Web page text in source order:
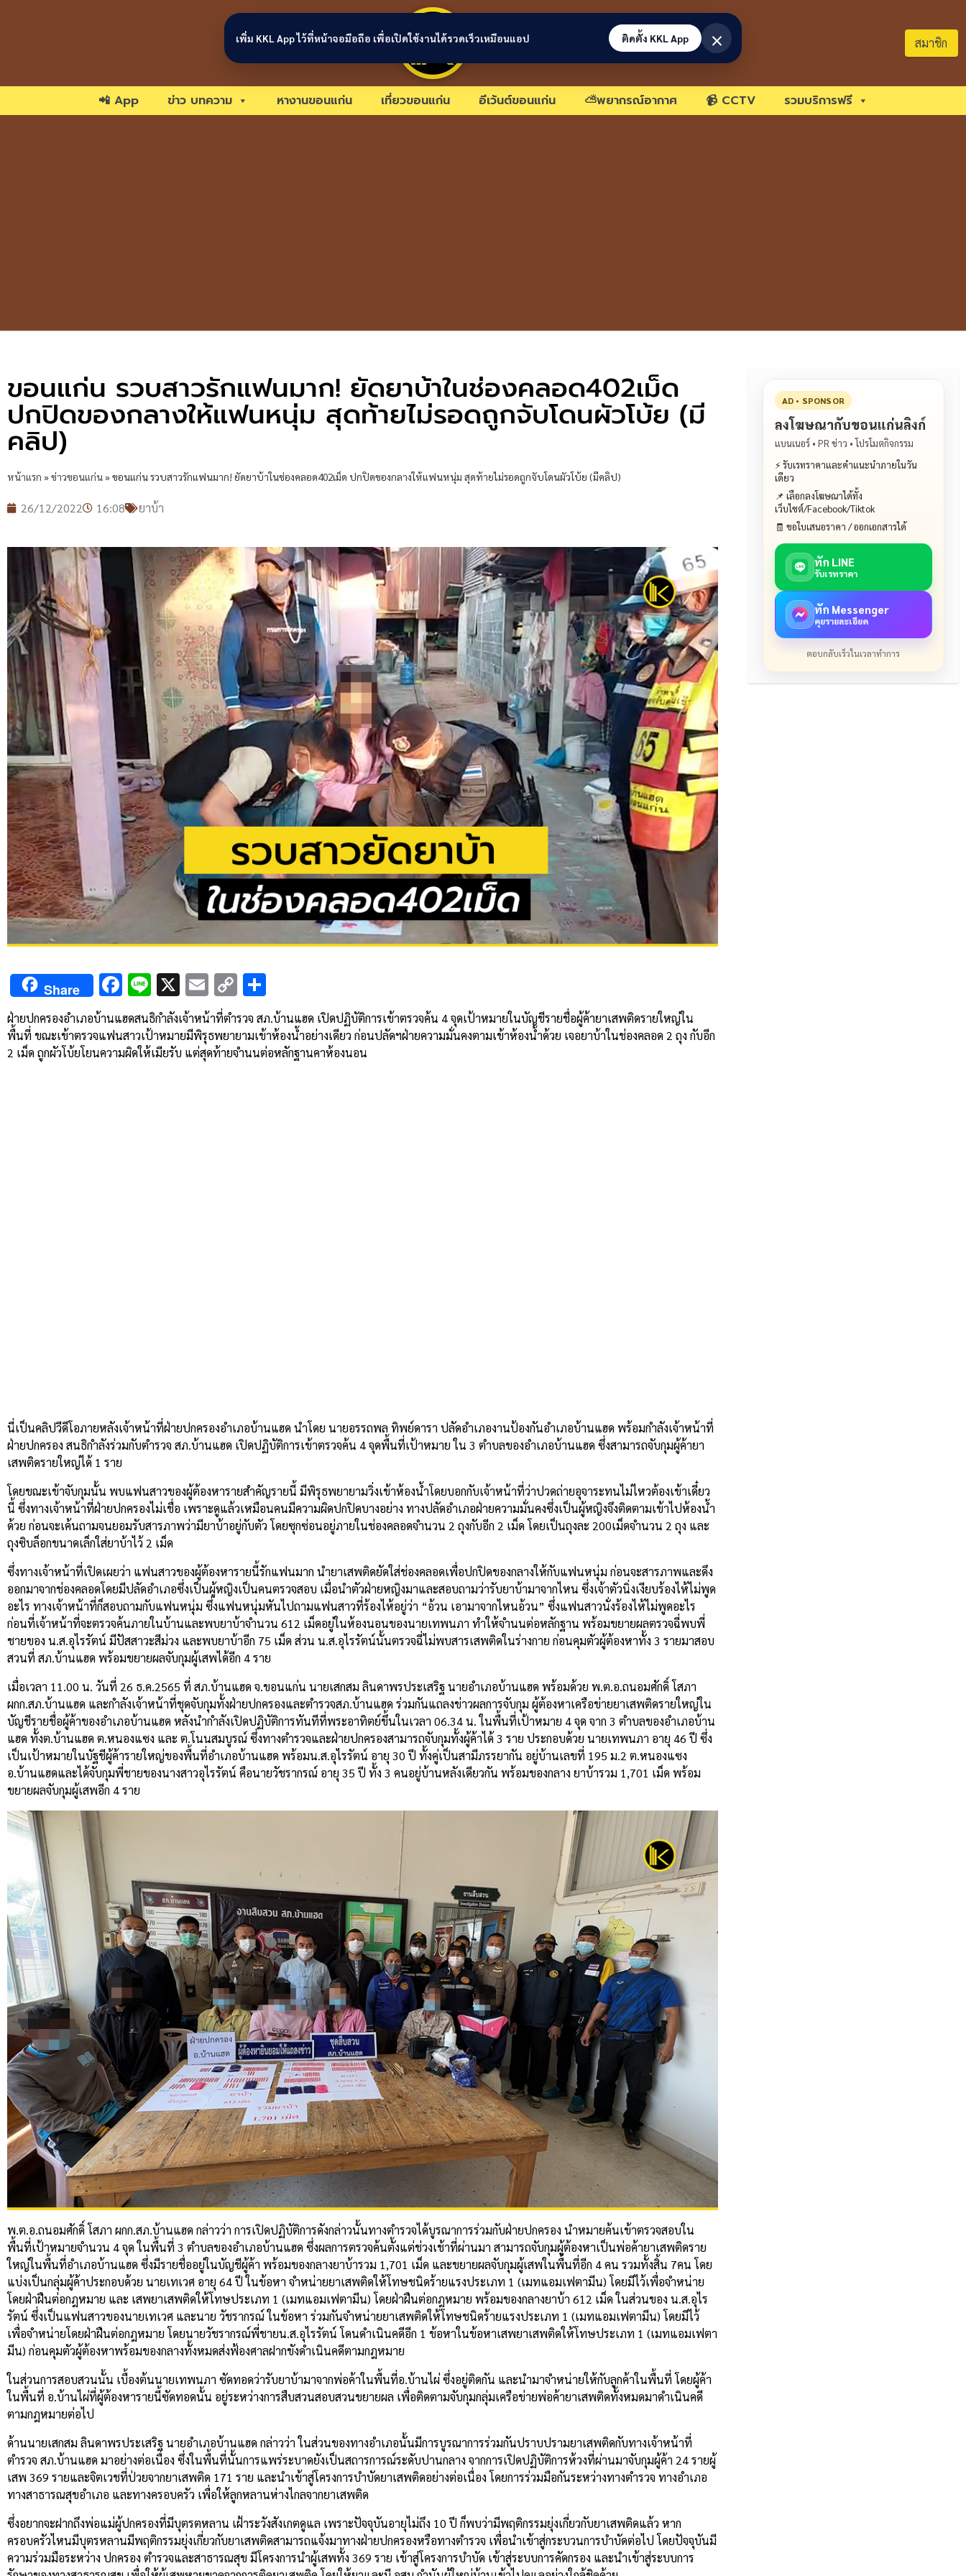
ขอนแก่นลิงก์ สมาชิก
📲 App ข่าว บทความ หางานขอนแก่น เที่ยวขอนแก่น อีเว้นต์ขอนแก่น ⛅พยากรณ์อากาศ 📹 CCTV รวมบริการฟรี
ขอนแก่น รวบสาวรักแฟนมาก! ยัดยาบ้าในช่องคลอด402เม็ด
ปกปิดของกลางให้แฟนหนุ่ม สุดท้ายไม่รอดถูกจับโดนผัวโบ้ย (มี
คลิป)
หน้าแรก »ข่าวขอนแก่น»ขอนแก่น รวบสาวรักแฟนมาก! ยัดยาบ้าในช่องคลอด402เม็ด ปกปิดของกลางให้แฟนหนุ่ม สุดท้ายไม่รอดถูกจับโดนผัวโบ้ย (มีคลิป)
26/12/2022 16:08 ยาบ้า
Share Facebook
Line
X Email
Copy
Link
ฝ่ายปกครองอำเภอบ้านแฮดสนธิกำลังเจ้าหน้าที่ตำรวจ สภ.บ้านแฮด เปิดปฏิบัติการเข้าตรวจค้น 4 จุดเป้าหมายในบัญชีรายชื่อผู้ค้ายาเสพติดรายใหญ่ใน
พื้นที่ ขณะเข้าตรวจแฟนสาวเป้าหมายมีพิรุธพยายามเข้าห้องน้ำอย่างเดียว ก่อนปลัดฯฝ่ายความมั่นคงตามเข้าห้องน้ำด้วย เจอยาบ้าในช่องคลอด 2 ถุง กับอีก
2 เม็ด ถูกผัวโบ้ยโยนความผิดให้เมียรับ แต่สุดท้ายจำนนต่อหลักฐานคาห้องนอน
นี่เป็นคลิปวีดีโอภายหลังเจ้าหน้าที่ฝ่ายปกครองอำเภอบ้านแฮด นำโดย นายอรรถพล ทิพย์ดารา ปลัดอำเภองานป้องกันอำเภอบ้านแฮด พร้อมกำลังเจ้าหน้าที่
ฝ่ายปกครอง สนธิกำลังร่วมกับตำรวจ สภ.บ้านแฮด เปิดปฏิบัติการเข้าตรวจค้น 4 จุดพื้นที่เป้าหมาย ใน 3 ตำบลของอำเภอบ้านแฮด ซึ่งสามารถจับกุมผู้ค้ายา
เสพติดรายใหญ่ได้ 1 ราย
โดยขณะเข้าจับกุมนั้น พบแฟนสาวของผู้ต้องหารายสำคัญรายนี้ มีพิรุธพยายามวิ่งเข้าห้องน้ำโดยบอกกับเจ้าหน้าที่ว่าปวดถ่ายอุจาระทนไม่ไหวต้องเข้าเดี๋ยว
นี้ ซึ่งทางเจ้าหน้าที่ฝ่ายปกครองไม่เชื่อ เพราะดูแล้วเหมือนคนมีความผิดปกปิดบางอย่าง ทางปลัดอำเภอฝ่ายความมั่นคงซึ่งเป็นผู้หญิงจึงติดตามเข้าไปห้องน้ำ
ด้วย ก่อนจะเค้นถามจนยอมรับสารภาพว่ามียาบ้าอยู่กับตัว โดยซุกซ่อนอยู่ภายในช่องคลอดจำนวน 2 ถุงกับอีก 2 เม็ด โดยเป็นถุงละ 200เม็ดจำนวน 2 ถุง และ
ถุงซิบล็อกขนาดเล็กใส่ยาบ้าไว้ 2 เม็ด
ซึ่งทางเจ้าหน้าที่เปิดเผยว่า แฟนสาวของผู้ต้องหารายนี้รักแฟนมาก นำยาเสพติดยัดใส่ช่องคลอดเพื่อปกปิดของกลางให้กับแฟนหนุ่ม ก่อนจะสารภาพและดึง
ออกมาจากช่องคลอดโดยมีปลัดอำเภอซึ่งเป็นผู้หญิงเป็นคนตรวจสอบ เมื่อนำตัวฝ่ายหญิงมาและสอบถามว่ารับยาบ้ามาจากไหน ซึ่งเจ้าตัวนิ่งเงียบร้องไห้ไม่พูด
อะไร ทางเจ้าหน้าที่ก็สอบถามกับแฟนหนุ่ม ซึ่งแฟนหนุ่มหันไปถามแฟนสาวที่ร้องไห้อยู่ว่า “อ้วน เอามาจากไหนอ้วน” ซึ่งแฟนสาวนั่งร้องไห้ไม่พูดอะไร
ก่อนที่เจ้าหน้าที่จะตรวจค้นภายในบ้านและพบยาบ้าจำนวน 612 เม็ดอยู่ในห้องนอนของนายเทพนภา ทำให้จำนนต่อหลักฐาน พร้อมขยายผลตรวจฉี่พบพี่
ชายของ น.ส.อุไรรัตน์ มีปัสสาวะสีม่วง และพบยาบ้าอีก 75 เม็ด ส่วน น.ส.อุไรรัตน์นั้นตรวจฉี่ไม่พบสารเสพติดในร่างกาย ก่อนคุมตัวผู้ต้องหาทั้ง 3 รายมาสอบ
สวนที่ สภ.บ้านแฮด พร้อมขยายผลจับกุมผู้เสพได้อีก 4 ราย
เมื่อเวลา 11.00 น. วันที่ 26 ธ.ค.2565 ที่ สภ.บ้านแฮด จ.ขอนแก่น นายเสกสม ลินดาพรประเสริฐ นายอำเภอบ้านแฮด พร้อมด้วย พ.ต.อ.ถนอมศักดิ์ โสภา
ผกก.สภ.บ้านแฮด และกำลังเจ้าหน้าที่ชุดจับกุมทั้งฝ่ายปกครองและตำรวจสภ.บ้านแฮด ร่วมกันแถลงข่าวผลการจับกุม ผู้ต้องหาเครือข่ายยาเสพติดรายใหญ่ใน
บัญชีรายชื่อผู้ค้าของอำเภอบ้านแฮด หลังนำกำลังเปิดปฏิบัติการทันทีที่พระอาทิตย์ขึ้นในเวลา 06.34 น. ในพื้นที่เป้าหมาย 4 จุด จาก 3 ตำบลของอำเภอบ้าน
แฮด ทั้งต.บ้านแฮด ต.หนองแซง และ ต.โนนสมบูรณ์ ซึ่งทางตำรวจและฝ่ายปกครองสามารถจับกุมทั้งผู้ค้าได้ 3 ราย ประกอบด้วย นายเทพนภา อายุ 46 ปี ซึ่ง
เป็นเป้าหมายในบัฐชีผู้ค้ารายใหญ่ของพื้นที่อำเภอบ้านแฮด พร้อมน.ส.อุไรรัตน์ อายุ 30 ปี ทั้งคู่เป็นสามีภรรยากัน อยู่บ้านเลขที่ 195 ม.2 ต.หนองแซง
อ.บ้านแฮดและได้จับกุมพี่ชายของนางสาวอุไรรัตน์ คือนายวัชรากรณ์ อายุ 35 ปี ทั้ง 3 คนอยู่บ้านหลังเดียวกัน พร้อมของกลาง ยาบ้ารวม 1,701 เม็ด พร้อม
ขยายผลจับกุมผู้เสพอีก 4 ราย
พ.ต.อ.ถนอมศักดิ์ โสภา ผกก.สภ.บ้านแฮด กล่าวว่า การเปิดปฏิบัติการดังกล่าวนั้นทางตำรวจได้บูรณาการร่วมกับฝ่ายปกครอง นำหมายค้นเข้าตรวจสอบใน
พื้นที่เป้าหมายจำนวน 4 จุด ในพื้นที่ 3 ตำบลของอำเภอบ้านแฮด ซึ่งผลการตรวจค้นตั้งแต่ช่วงเช้าที่ผ่านมา สามารถจับกุมผู้ต้องหาเป็นพ่อค้ายาเสพติดราย
ใหญ่ในพื้นที่อำเภอบ้านแฮด ซึ่งมีรายชื่ออยู่ในบัญชีผู้ค้า พร้อมของกลางยาบ้ารวม 1,701 เม็ด และขยายผลจับกุมผู้เสพในพื้นที่อีก 4 คน รวมทั้งสิ้น 7คน โดย
แบ่งเป็นกลุ่มผู้ค้าประกอบด้วย นายเทเวศ อายุ 64 ปี ในข้อหา จำหน่ายยาเสพติดให้โทษชนิดร้ายแรงประเภท 1 (เมทแอมเฟตามีน) โดยมีไว้เพื่อจำหน่าย
โดยฝ่าฝืนต่อกฎหมาย และ เสพยาเสพติดให้โทษประเภท 1 (เมทแอมเฟตามีน) โดยฝ่าฝืนต่อกฎหมาย พร้อมของกลางยาบ้า 612 เม็ด ในส่วนของ น.ส.อุไร
รัตน์ ซึ่งเป็นแฟนสาวของนายเทเวศ และนาย วัชรากรณ์ ในข้อหา ร่วมกันจำหน่ายยาเสพติดให้โทษชนิดร้ายแรงประเภท 1 (เมทแอมเฟตามีน) โดยมีไว้
เพื่อจำหน่ายโดยฝ่าฝืนต่อกฎหมาย โดยนายวัชรากรณ์พี่ชายน.ส.อุไรรัตน์ โดนดำเนินคดีอีก 1 ข้อหาในข้อหาเสพยาเสพติดให้โทษประเภท 1 (เมทแอมเฟตา
มีน) ก่อนคุมตัวผู้ต้องหาพร้อมของกลางทั้งหมดส่งฟ้องศาลฝากขังดำเนินคดีตามกฎหมาย
ในส่วนการสอบสวนนั้น เบื้องต้นนายเทพนภา ซัดทอดว่ารับยาบ้ามาจากพ่อค้าในพื้นที่อ.บ้านไผ่ ซึ่งอยู่ติดกัน และนำมาจำหน่ายให้กับลูกค้าในพื้นที่ โดยผู้ค้า
ในพื้นที่ อ.บ้านไผ่ที่ผู้ต้องหารายนี้ซัดทอดนั้น อยู่ระหว่างการสืบสวนสอบสวนขยายผล เพื่อติดตามจับกุมกลุ่มเครือข่ายพ่อค้ายาเสพติดทั้งหมดมาดำเนินคดี
ตามกฎหมายต่อไป
ด้านนายเสกสม ลินดาพรประเสริฐ นายอำเภอบ้านแฮด กล่าวว่า ในส่วนของทางอำเภอนั้นมีการบูรณาการร่วมกันปราบปรามยาเสพติดกับทางเจ้าหน้าที่
ตำรวจ สภ.บ้านแฮด มาอย่างต่อเนื่อง ซึ่งในพื้นที่นั้นการแพร่ระบาดยังเป็นสถารการณ์ระดับปานกลาง จากการเปิดปฏิบัติการห้วงที่ผ่านมาจับกุมผู้ค้า 24 รายผู้
เสพ 369 รายและจิตเวชที่ป่วยจากยาเสพติด 171 ราย และนำเข้าสู่โครงการบำบัดยาเสพติดอย่างต่อเนื่อง โดยการร่วมมือกันระหว่างทางตำรวจ ทางอำเภอ
ทางสาธารณสุขอำเภอ และทางครอบครัว เพื่อให้ลูกหลานห่างไกลจากยาเสพติด
ซึ่งอยากจะฝากถึงพ่อแม่ผู้ปกครองที่มีบุตรตหลาน เฝ้าระวังสังเกตดูแล เพราะปัจจุบันอายุไม่ถึง 10 ปี ก็พบว่ามีพฤติกรรมยุ่งเกี่ยวกับยาเสพติดแล้ว หาก
ครอบครัวไหนมีบุตรหลานมีพฤติกรรมยุ่งเกี่ยวกับยาเสพติดสามารถแจ้งมาทางฝ่ายปกครองหรือทางตำรวจ เพื่อนำเข้าสู่กระบวนการบำบัดต่อไป โดยปัจจุบันมี
ความร่วมมือระหว่าง ปกครอง ตำรวจและสาธารณสุข มีโครงการนำผู้เสพทั้ง 369 ราย เข้าสู่โครงการบำบัด เข้าสู่ระบบการคัดกรอง และนำเข้าสู่ระบบการ
AD • SPONSOR
ลงโฆษณากับขอนแก่นลิงก์
แบนเนอร์ • PR ข่าว • โปรโมตกิจกรรม
⚡ รับเรทราคาและคำแนะนำภายในวัน
เดียว
📌 เลือกลงโฆษณาได้ทั้ง
เว็บไซต์/Facebook/Tiktok
🧾 ขอใบเสนอราคา / ออกเอกสารได้
ทัก LINE
รับเรทราคา
ทัก Messenger
คุยรายละเอียด
ตอบกลับเร็วในเวลาทำการ
เพิ่ม KKL App ไว้ที่หน้าจอมือถือ เพื่อเปิดใช้งานได้รวดเร็วเหมือนแอป ติดตั้ง KKL App ×